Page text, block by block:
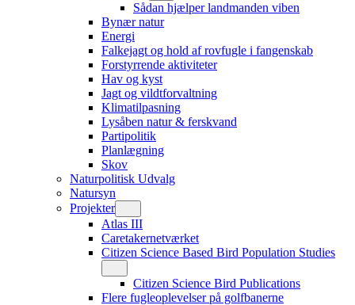
Sådan hjælper landmanden viben
Bynær natur
Energi
Falkejagt og hold af rovfugle i fangenskab
Forstyrrende aktiviteter
Hav og kyst
Jagt og vildtforvaltning
Klimatilpasning
Lysåben natur & ferskvand
Partipolitik
Planlægning
Skov
Naturpolitisk Udvalg
Natursyn
Projekter
Atlas III
Caretakernetværket
Citizen Science Based Bird Population Studies
Citizen Science Bird Publications
Flere fugleoplevelser på golfbanerne